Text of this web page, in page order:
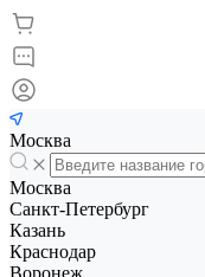
Москва
Москва
Санкт-Петербург
Казань
Краснодар
Воронеж